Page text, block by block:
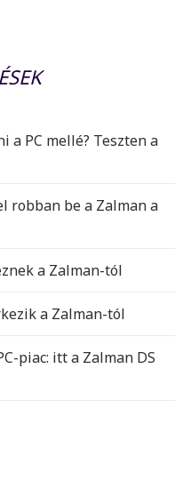
PC mellé? Teszten a
robban be a Zalman a
a Zalman-tól
a Zalman-tól
piac: itt a Zalman DS